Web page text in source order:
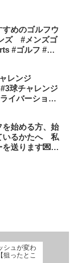
めのゴルフウ
ズ #メンズゴ
#ゴルフ #ゴ
者 #コスパ
レンジ
球チャレンジ
イバーショッ
イを始める方、始
いるかたへ 私
送ります💌✨
シュが変わ
狙ったとこ